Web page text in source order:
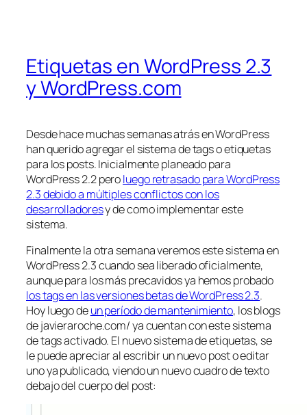
Etiquetas en WordPress 2.3
y WordPress.com
Desde hace muchas semanas atrás en WordPress
han querido agregar el sistema de tags o etiquetas
para los posts. Inicialmente planeado para
WordPress 2.2 peroluego retrasado para WordPress
2.3 debido a múltiples conflictos con los
desarrolladoresy de como implementar este
sistema.
Finalmente la otra semana veremos este sistema en
WordPress 2.3 cuando sea liberado oficialmente,
aunque para los más precavidos ya hemos probado
los tags en las versiones betas de WordPress 2.3.
Hoy luego deun período de mantenimiento, los blogs
de javieraroche.com/ ya cuentan con este sistema
de tags activado. El nuevo sistema de etiquetas, se
le puede apreciar al escribir un nuevo post o editar
uno ya publicado, viendo un nuevo cuadro de texto
debajo del cuerpo del post: